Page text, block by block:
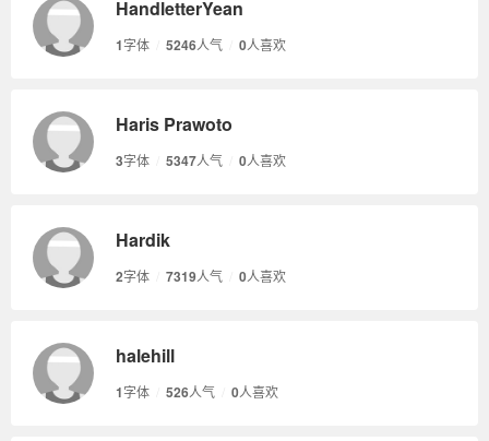
HandletterYean
1字体 5246人气 0人喜欢
Haris Prawoto
3字体 5347人气 0人喜欢
Hardik
2字体 7319人气 0人喜欢
halehill
1字体 526人气 0人喜欢